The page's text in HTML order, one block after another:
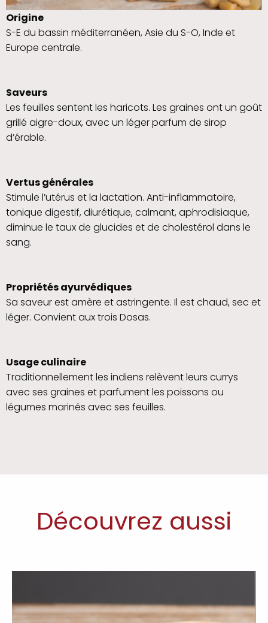
Origine
S-E du bassin méditerranéen, Asie du S-O, Inde et
Europe centrale.
Saveurs
Les feuilles sentent les haricots. Les graines ont un goût
grillé aigre-doux, avec un léger parfum de sirop
d’érable.
Vertus générales
Stimule l’utérus et la lactation. Anti-inflammatoire,
tonique digestif, diurétique, calmant, aphrodisiaque,
diminue le taux de glucides et de cholestérol dans le
sang.
Propriétés ayurvédiques
Sa saveur est amère et astringente. Il est chaud, sec et
léger. Convient aux trois Dosas.
Usage culinaire
Traditionnellement les indiens relèvent leurs currys
avec ses graines et parfument les poissons ou
légumes marinés avec ses feuilles.
Découvrez aussi